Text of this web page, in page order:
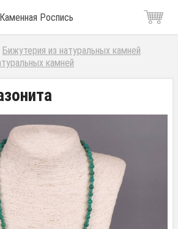
Каменная Роспись
Бижутерия из натуральных камней
камней